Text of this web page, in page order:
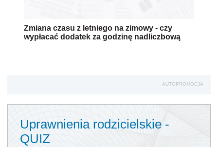
Zmiana czasu z letniego na zimowy - czy
wypłacać dodatek za godzinę nadliczbową
AUTOPROMOCJA
Uprawnienia rodzicielskie -
QUIZ